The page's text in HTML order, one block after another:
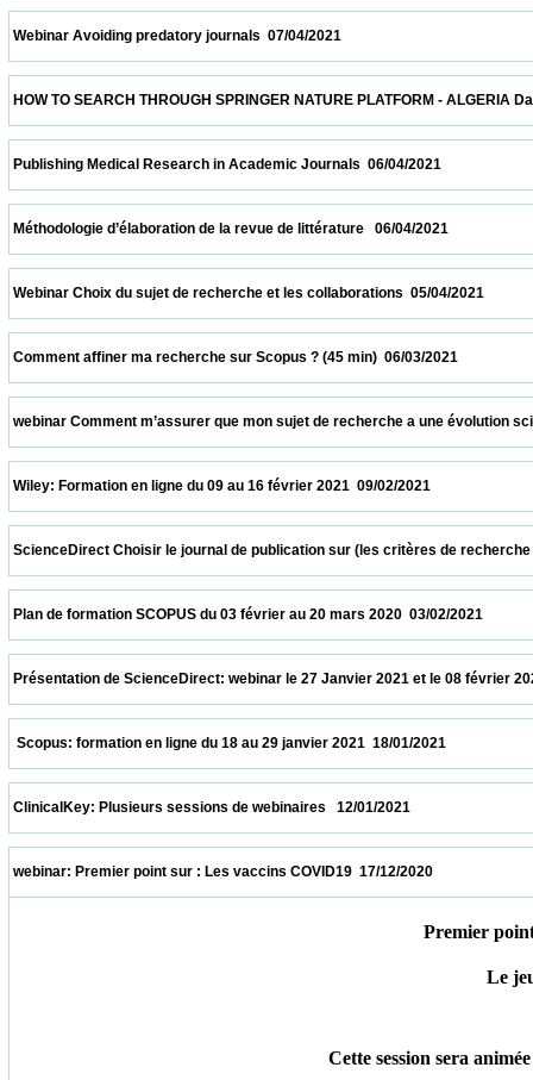
Webinar Avoiding predatory journals  07/04/2021
HOW TO SEARCH THROUGH SPRINGER NATURE PLATFORM -
Publishing Medical Research in Academic Journals  06/04/
Méthodologie d’élaboration de la revue de littérature   06/04/
Webinar Choix du sujet de recherche et les collaborations  05/
Comment affiner ma recherche sur Scopus ? (45 min)  06/03/
webinar Comment m’assurer que mon sujet de recherche a une
Wiley: Formation en ligne du 09 au 16 février 2021  09/02/2021
ScienceDirect Choisir le journal de publication sur (les critères de
Plan de formation SCOPUS du 03 février au 20 mars 2020  03/
Présentation de ScienceDirect: webinar le 27 Janvier 2021 et le 08
Scopus: formation en ligne du 18 au 29 janvier 2021  18/01/
ClinicalKey: Plusieurs sessions de webinaires   12/01/2021
webinar: Premier point sur : Les vaccins COVID19  17/12/2020
Premier
Le
Cette session sera